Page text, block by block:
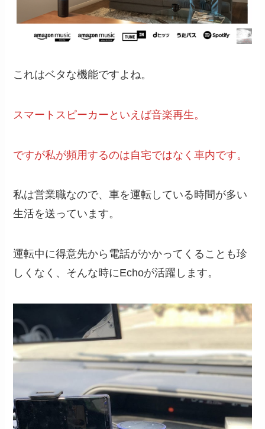
これはベタな機能ですよね。
スマートスピーカーといえば音楽再生。
ですが私が頻用するのは自宅ではなく車内です。
私は営業職なので、車を運転している時間が多い
生活を送っています。
運転中に得意先から電話がかかってくることも珍
しくなく、そんな時にEchoが活躍します。